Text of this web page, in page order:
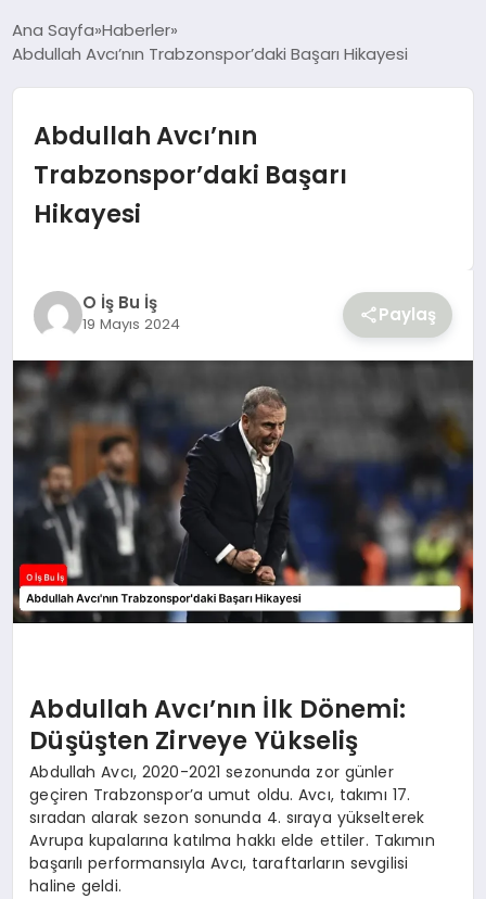
GÜNCEL
SIYASET
YAŞAM
Ana Sayfa Haberler
Abdullah Avcı’nın Trabzonspor’daki Başarı Hikayesi
Abdullah Avcı’nın
Trabzonspor’daki Başarı
Hikayesi
O İş Bu İş
19 Mayıs 2024 Paylaş
Abdullah Avcı’nın İlk Dönemi:
Düşüşten Zirveye Yükseliş
Abdullah Avcı, 2020-2021 sezonunda zor günler
geçiren Trabzonspor’a umut oldu. Avcı, takımı 17.
sıradan alarak sezon sonunda 4. sıraya yükselterek
Avrupa kupalarına katılma hakkı elde ettiler. Takımın
başarılı performansıyla Avcı, taraftarların sevgilisi
haline geldi.